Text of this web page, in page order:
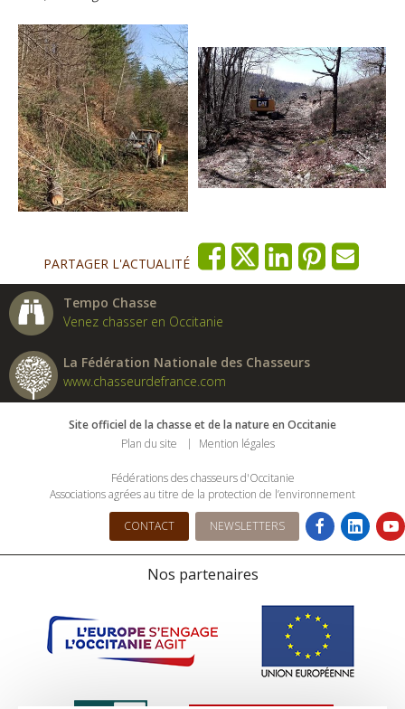
PARTAGER L'ACTUALITÉ
Tempo Chasse
Venez chasser en Occitanie
La Fédération Nationale des Chasseurs
www.chasseurdefrance.com
Site officiel de la chasse et de la nature en Occitanie
Plan du site
Mention légales
Fédérations des chasseurs d'Occitanie
Associations agrées au titre de la protection de l’environnement
CONTACT NEWSLETTERS
Nos partenaires